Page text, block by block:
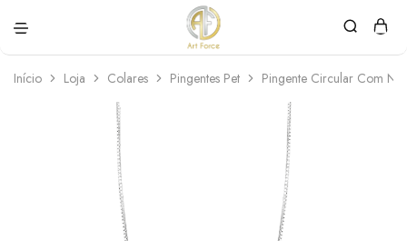
Force
personalizadas
Início Loja Colares Pingentes Pet Pingente Circular Com